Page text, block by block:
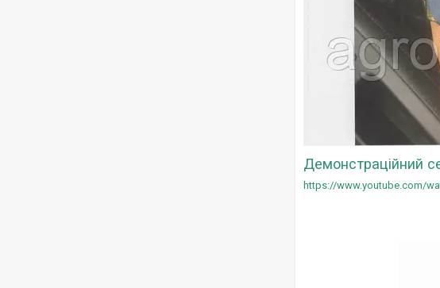
Демонстраційний
https://www.youtube.com/